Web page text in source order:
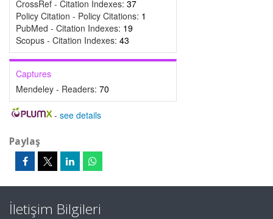
CrossRef - Citation Indexes: 37
Policy Citation - Policy Citations: 1
PubMed - Citation Indexes: 19
Scopus - Citation Indexes: 43
Captures
Mendeley - Readers: 70
- see details
Paylaş
İletişim Bilgileri